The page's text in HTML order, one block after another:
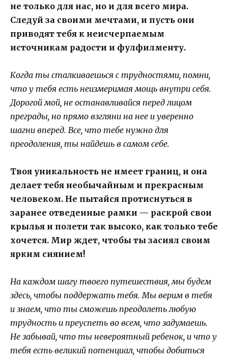
не только для нас, но и для всего мира.
Следуй за своими мечтами, и пусть они
приводят тебя к неисчерпаемым
источникам радости и фулфилменту.
Когда ты сталкиваешься с трудностями, помни,
что у тебя есть неизмеримая мощь внутри себя.
Дорогой мой, не останавливайся перед лицом
преграды, но прямо взгляни на нее и уверенно
шагни вперед. Все, что тебе нужно для
преодоления, ты найдешь в самом себе.
Твоя уникальность не имеет границ, и она
делает тебя необычайным и прекрасным
человеком. Не пытайся протиснуться в
заранее отведенные рамки — раскрой свои
крылья и полети так высоко, как только тебе
хочется. Мир ждет, чтобы ты засиял своим
ярким сиянием!
На каждом шагу твоего путешествия, мы будем
здесь, чтобы поддержать тебя. Мы верим в тебя
и знаем, что ты сможешь преодолеть любую
трудность и преуспеть во всем, что задумаешь.
Не забывай, что ты невероятный ребенок, и что у
тебя есть великий потенциал, чтобы добиться